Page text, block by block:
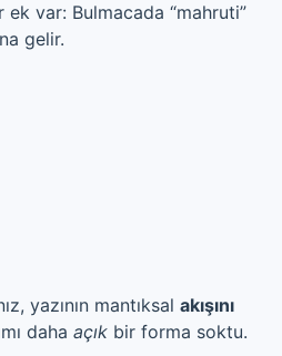
ek var: Bulmacada “mahruti”
gelir.
yazının mantıksal akışını
daha açık bir forma soktu.